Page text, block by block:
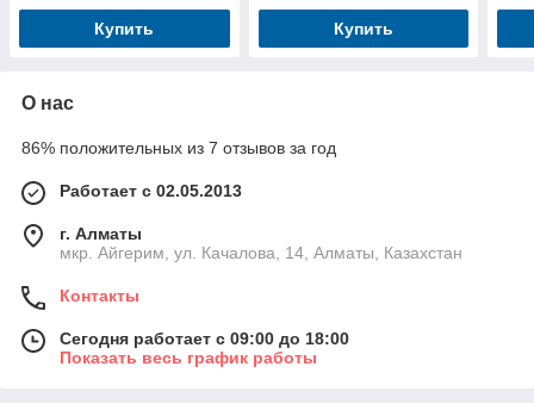
Купить Купить
О нас
86% положительных из 7 отзывов за год
Работает с 02.05.2013
г. Алматы
мкр. Айгерим, ул. Качалова, 14, Алматы, Казахстан
Контакты
Сегодня работает с 09:00 до 18:00
Показать весь график работы